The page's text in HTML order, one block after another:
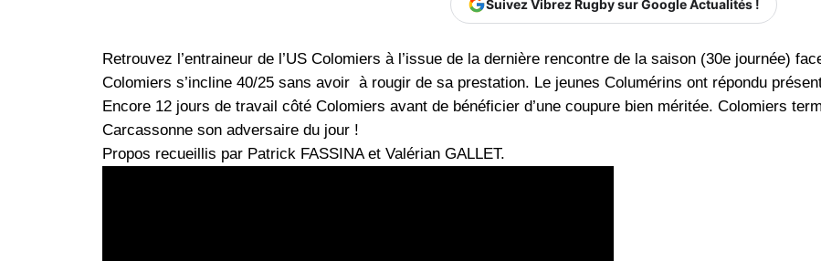
Suivez Vibrez Rugby sur Google Actualités !
Retrouvez l’entraineur de l’US Colomiers à l’issue de la dernière rencontre de la saison (30e journée)
Colomiers s’incline 40/25 sans avoir à rougir de sa prestation. Le jeunes Columérins ont répondu
Encore 12 jours de travail côté Colomiers avant de bénéficier d’une coupure bien méritée. Colomiers
Carcassonne son adversaire du jour !
Propos recueillis par Patrick FASSINA et Valérian GALLET.